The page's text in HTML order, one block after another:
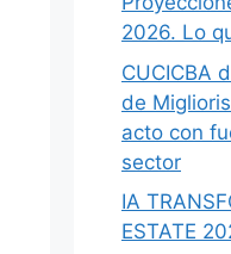
2026. Lo
CUCICBA
de
acto con
sector
IA
ESTATE